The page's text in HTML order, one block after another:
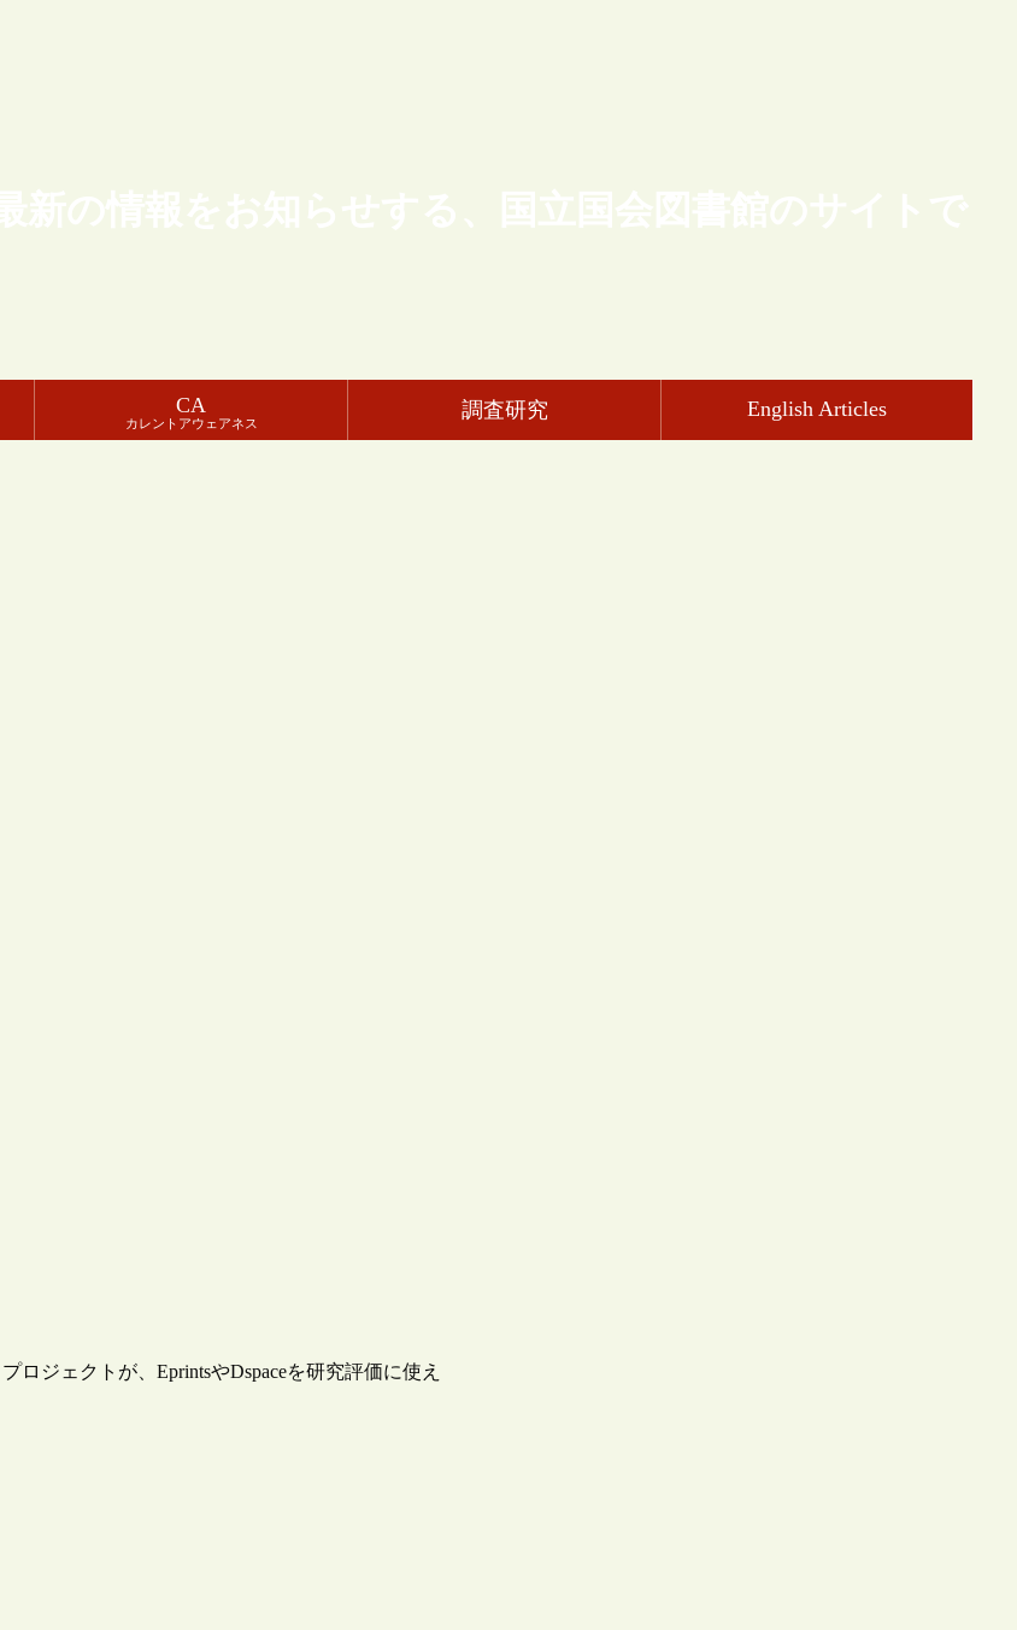
新の情報をお知らせする、国立国会図書館のサイトで
CA
カレントアウェアネス
調査研究 English Articles
ロジェクトが、EprintsやDspaceを研究評価に使え